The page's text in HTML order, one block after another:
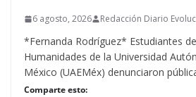
6 agosto, 2026 Redacción Diario
*Fernanda Rodríguez* Estudiantes
Humanidades de la Universidad
México (UAEMéx) denunciaron
Comparte esto: